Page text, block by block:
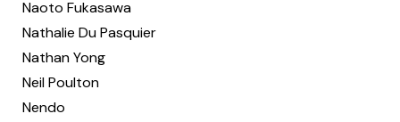
Naoto Fukasawa
Nathalie Du Pasquier
Nathan Yong
Neil Poulton
Nendo